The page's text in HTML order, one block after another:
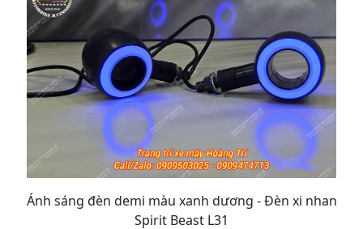
Ánh sáng đèn demi màu xanh dương - Đèn xi nhan
Spirit Beast L31